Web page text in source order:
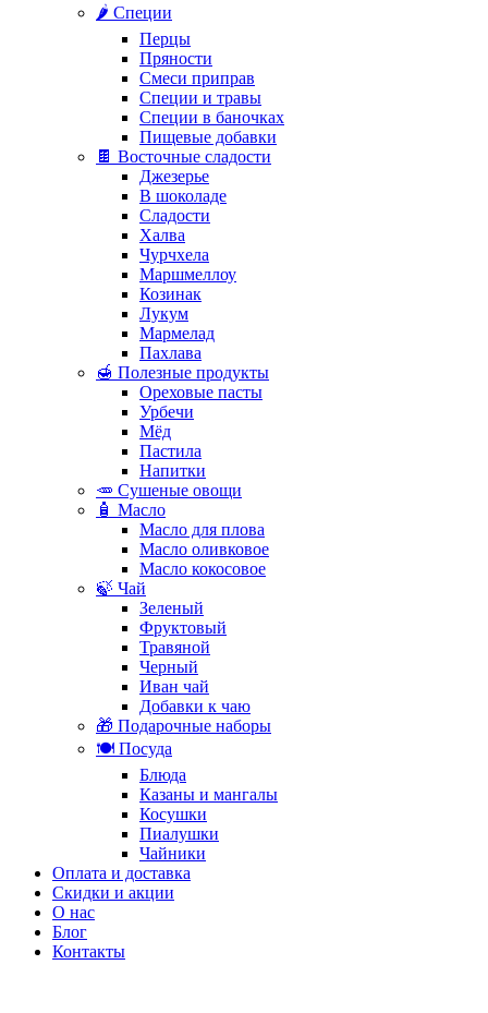
🌶️ Специи
Перцы
Пряности
Смеси приправ
Специи и травы
Специи в баночках
Пищевые добавки
🍫 Восточные сладости
Джезерье
В шоколаде
Сладости
Халва
Чурчхела
Маршмеллоу
Козинак
Лукум
Мармелад
Пахлава
🍯 Полезные продукты
Ореховые пасты
Урбечи
Мёд
Пастила
Напитки
🥕 Сушеные овощи
🧴 Масло
Масло для плова
Масло оливковое
Масло кокосовое
🍃 Чай
Зеленый
Фруктовый
Травяной
Черный
Иван чай
Добавки к чаю
🎁 Подарочные наборы
🍽️ Посуда
Блюда
Казаны и мангалы
Косушки
Пиалушки
Чайники
Оплата и доставка
Скидки и акции
О нас
Блог
Контакты